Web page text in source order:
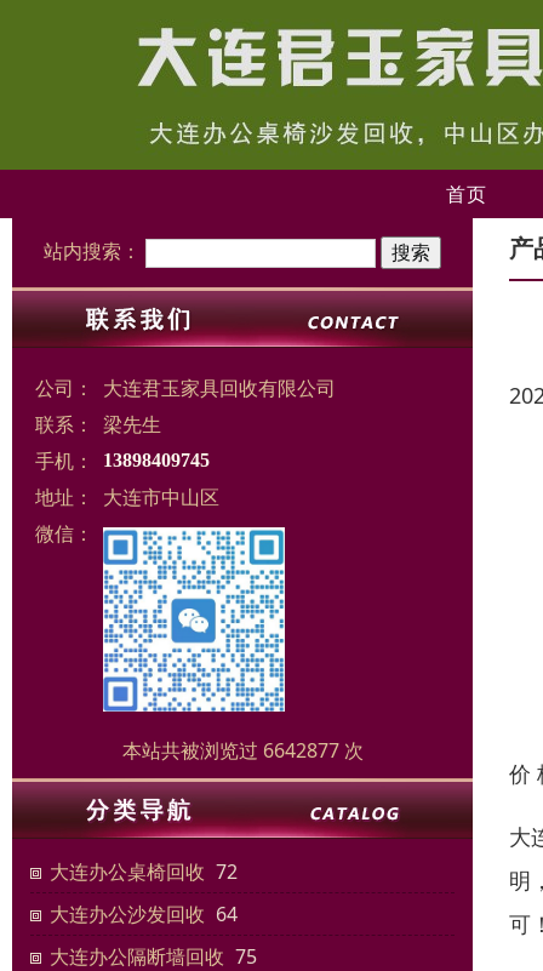
首页
站内搜索：
公司：
大连君玉家具回收有限公司
联系：
梁先生
手机：
13898409745
地址：
大连市中山区
微信：
本站共被浏览过 6642877 次
大连办公桌椅回收 72
大连办公沙发回收 64
大连办公隔断墙回收 75
产
价
大
明
可